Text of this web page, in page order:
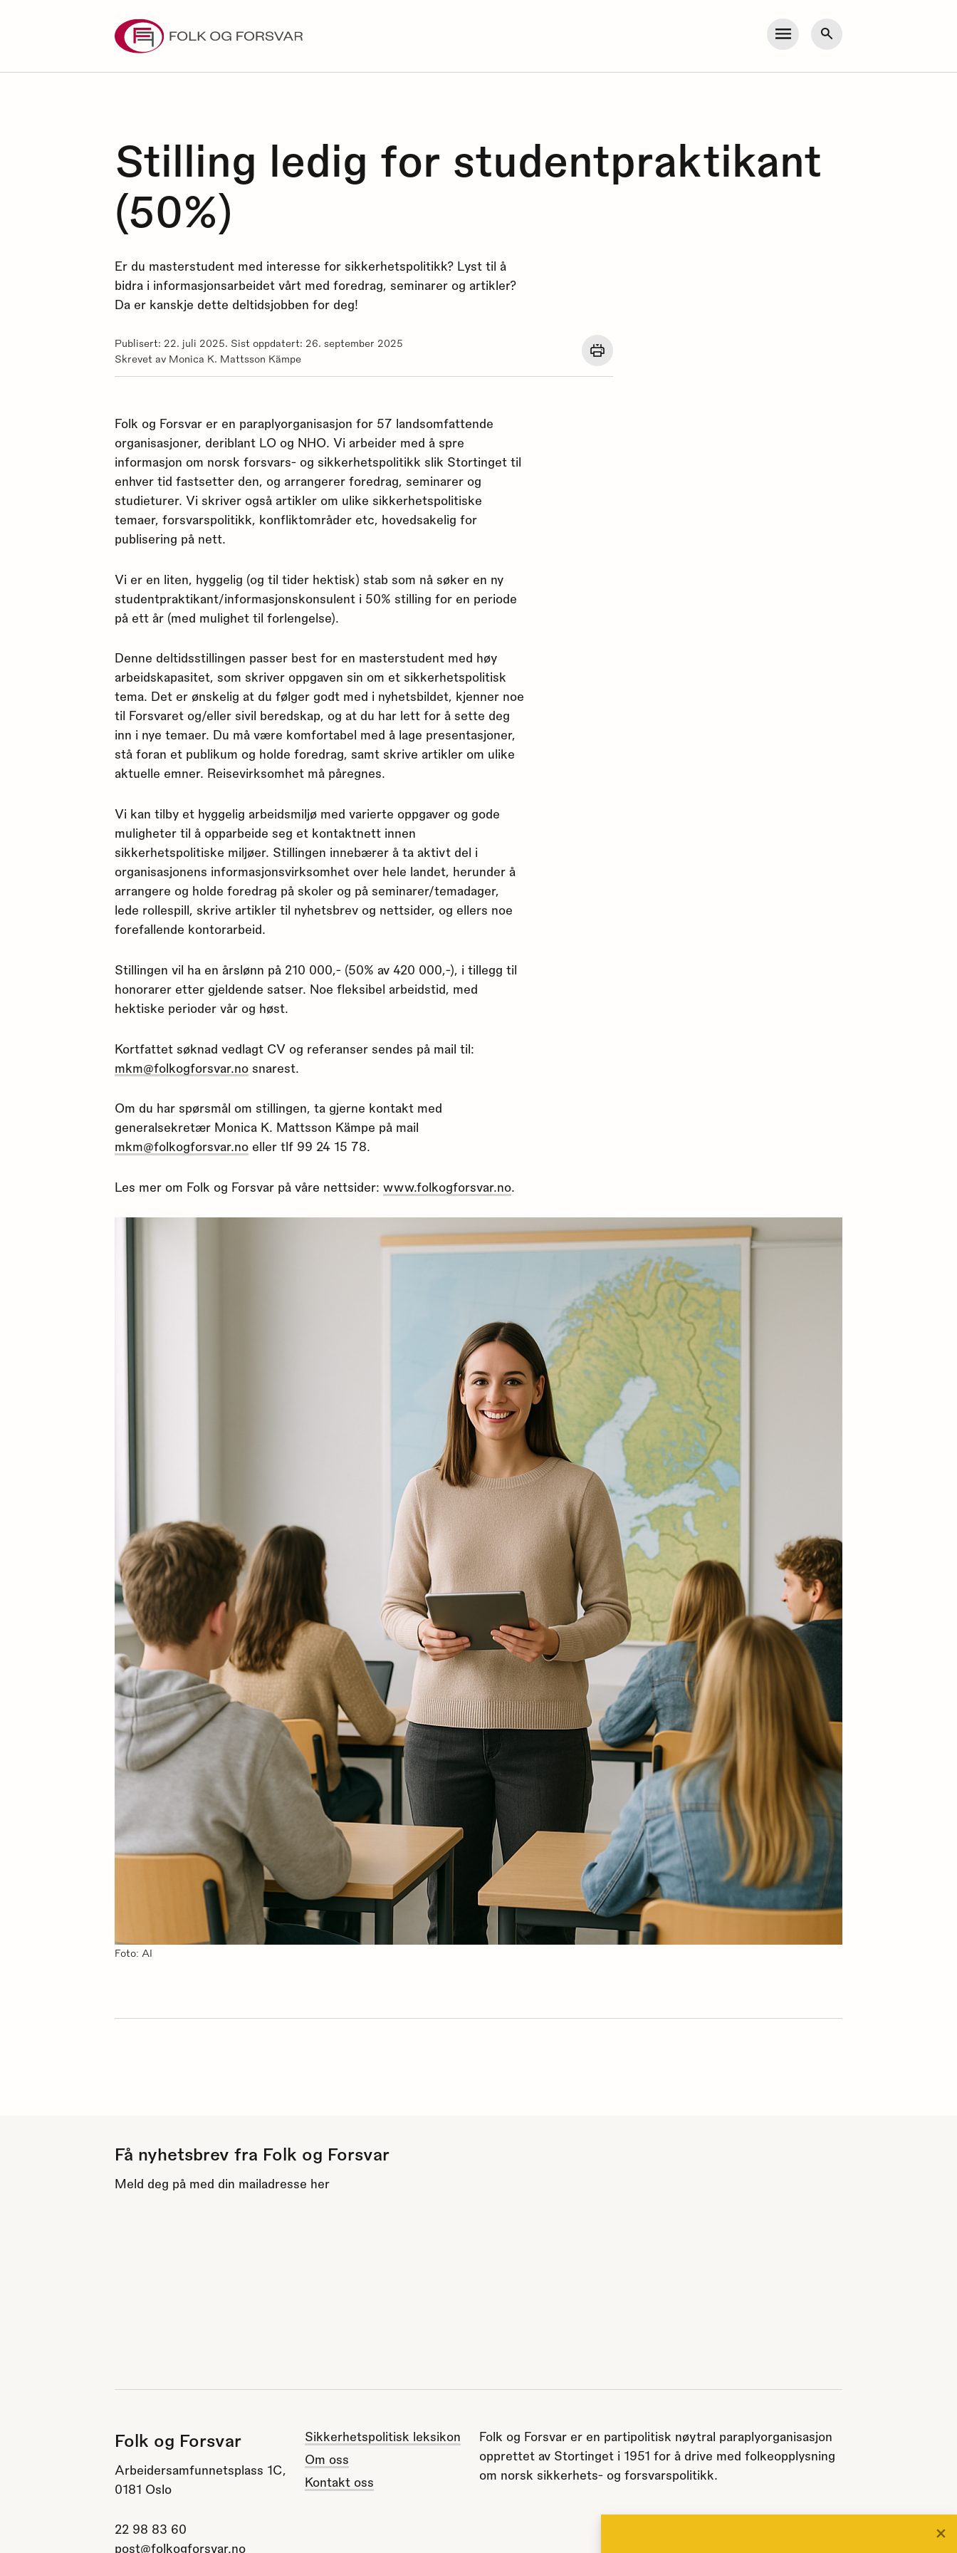
Meny Søk
Stilling ledig for studentpraktikant
(50%)
Er du masterstudent med interesse for sikkerhetspolitikk? Lyst til å
bidra i informasjonsarbeidet vårt med foredrag, seminarer og artikler?
Da er kanskje dette deltidsjobben for deg!
Publisert: 22. juli 2025. Sist oppdatert: 26. september 2025
Skrevet av Monica K. Mattsson Kämpe
Åpne
en
dialogboks
Folk og Forsvar er en paraplyorganisasjon for 57 landsomfattende
organisasjoner, deriblant LO og NHO. Vi arbeider med å spre
informasjon om norsk forsvars- og sikkerhetspolitikk slik Stortinget til
enhver tid fastsetter den, og arrangerer foredrag, seminarer og
studieturer. Vi skriver også artikler om ulike sikkerhetspolitiske
temaer, forsvarspolitikk, konfliktområder etc, hovedsakelig for
publisering på nett.
Vi er en liten, hyggelig (og til tider hektisk) stab som nå søker en ny
studentpraktikant/informasjonskonsulent i 50% stilling for en periode
på ett år (med mulighet til forlengelse).
Denne deltidsstillingen passer best for en masterstudent med høy
arbeidskapasitet, som skriver oppgaven sin om et sikkerhetspolitisk
tema. Det er ønskelig at du følger godt med i nyhetsbildet, kjenner noe
til Forsvaret og/eller sivil beredskap, og at du har lett for å sette deg
inn i nye temaer. Du må være komfortabel med å lage presentasjoner,
stå foran et publikum og holde foredrag, samt skrive artikler om ulike
aktuelle emner. Reisevirksomhet må påregnes.
Vi kan tilby et hyggelig arbeidsmiljø med varierte oppgaver og gode
muligheter til å opparbeide seg et kontaktnett innen
sikkerhetspolitiske miljøer. Stillingen innebærer å ta aktivt del i
organisasjonens informasjonsvirksomhet over hele landet, herunder å
arrangere og holde foredrag på skoler og på seminarer/temadager,
lede rollespill, skrive artikler til nyhetsbrev og nettsider, og ellers noe
forefallende kontorarbeid.
Stillingen vil ha en årslønn på 210 000,- (50% av 420 000,-), i tillegg til
honorarer etter gjeldende satser. Noe fleksibel arbeidstid, med
hektiske perioder vår og høst.
Kortfattet søknad vedlagt CV og referanser sendes på mail til:
mkm@folkogforsvar.no snarest.
Om du har spørsmål om stillingen, ta gjerne kontakt med
generalsekretær Monica K. Mattsson Kämpe på mail
mkm@folkogforsvar.no eller tlf 99 24 15 78.
Les mer om Folk og Forsvar på våre nettsider:www.folkogforsvar.no
Foto: AI
Få nyhetsbrev fra Folk og Forsvar
Meld deg på med din mailadresse her
Folk og Forsvar
Arbeidersamfunnetsplass 1C,
0181 Oslo
22 98 83 60
post@folkogforsvar.no
Sikkerhetspolitisk leksikon
Om oss
Kontakt oss
Folk og Forsvar er en partipolitisk nøytral paraplyorganisasjon
opprettet av Stortinget i 1951 for å drive med folkeopplysning
om norsk sikkerhets- og forsvarspolitikk.
×